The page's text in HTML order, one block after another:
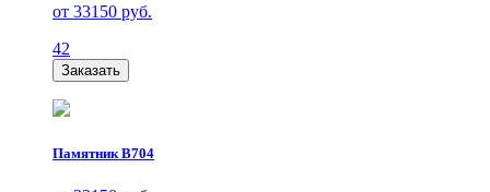
от 33150 руб.
42
Заказать
Памятник В704